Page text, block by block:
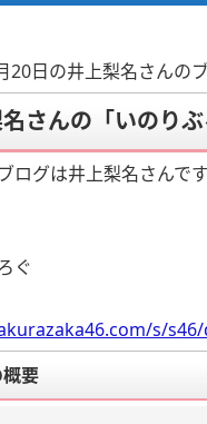
20日の井上梨名さんの
さんの「いのりぶ
ログは井上梨名さんです
ぐ
s/
要